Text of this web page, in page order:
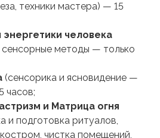
техники мастера) — 15
энергетики человека
сенсорные методы — только
(сенсорика и ясновидение —
часов;
и Матрица огня
и подготовка ритуалов,
чистка помещений,